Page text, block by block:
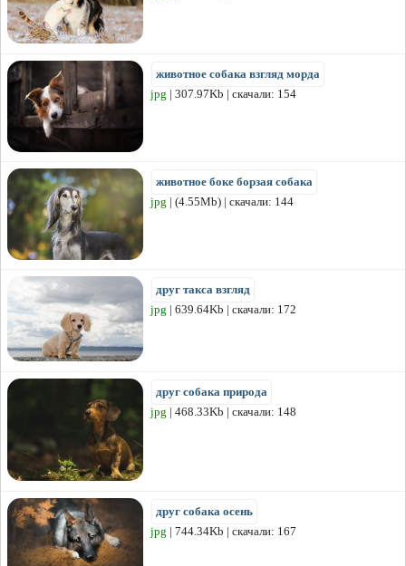
животное собака взгляд морда
jpg | 307.97Kb | скачали: 154
животное боке борзая собака
jpg | (4.55Mb) | скачали: 144
друг такса взгляд
jpg | 639.64Kb | скачали: 172
друг собака природа
jpg | 468.33Kb | скачали: 148
друг собака осень
jpg | 744.34Kb | скачали: 167